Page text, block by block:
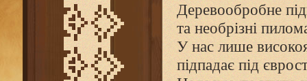
Деревообробне
та необрізні
У нас лише
підпадає під